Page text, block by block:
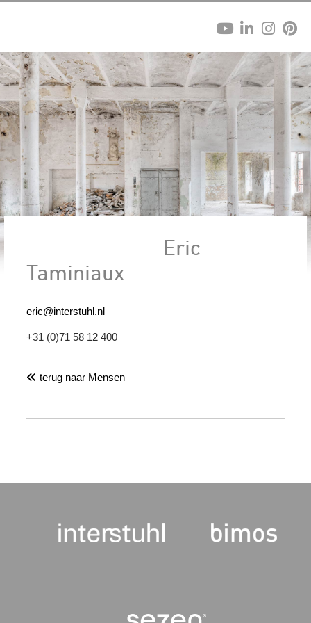
Eric
Taminiaux
eric@interstuhl.nl
+31 (0)71 58 12 400
terug naar Mensen